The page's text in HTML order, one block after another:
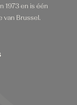
1973 en is één
van Brussel.